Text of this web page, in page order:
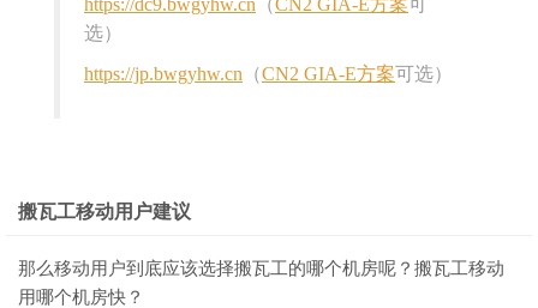
https://dc9.bwgyhw.cn （CN2 GIA-E方案可
选）
https://jp.bwgyhw.cn （CN2 GIA-E方案可选）
搬瓦工移动用户建议
那么移动用户到底应该选择搬瓦工的哪个机房呢？搬瓦工移动
用哪个机房快？